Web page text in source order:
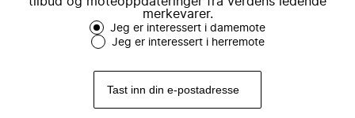
merkevarer.
Jeg er interessert i damemote
Jeg er interessert i herremote